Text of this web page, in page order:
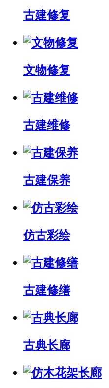
古建修复
文物修复
古建维修
古建保养
仿古彩绘
古建修缮
古典长廊